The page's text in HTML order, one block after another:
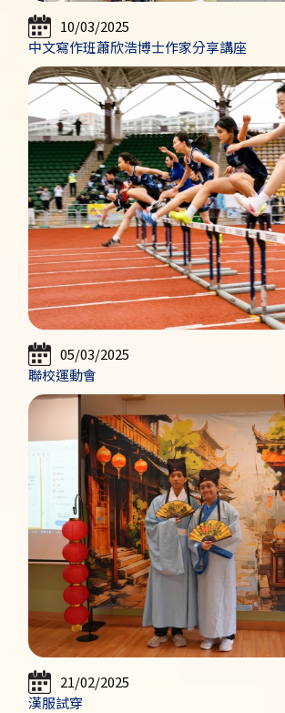
10/03/2025
中文寫作班蕭欣浩博士作家分享講座
05/03/2025
聯校運動會
21/02/2025
漢服試穿